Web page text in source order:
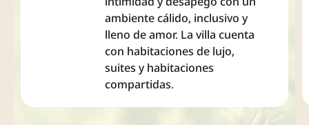
o actividades
del programa
se ajustarán...
recientes...
ambiente cálido, inclusivo y
lleno de amor. La villa cuenta
con habitaciones de lujo,
suites y habitaciones
compartidas.